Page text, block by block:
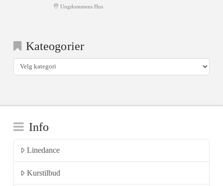
Ungdommens Hus
Kateogorier
Kateogorier
Info
Linedance
Kurstilbud